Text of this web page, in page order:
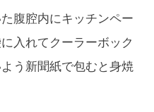
腹腔内にキッチンペー
入れてクーラーボック
う新聞紙で包むと身焼